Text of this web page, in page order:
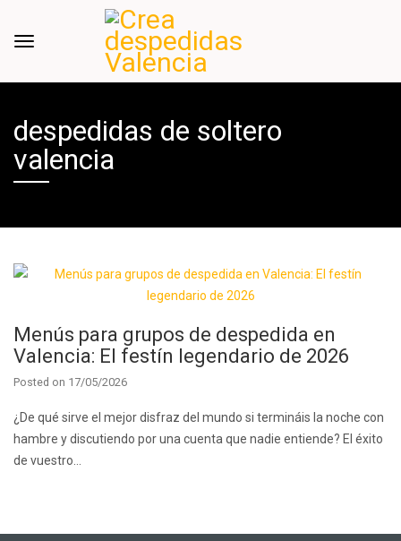
despedidas de soltero
valencia
Menús para grupos de despedida en
Valencia: El festín legendario de 2026
Posted on 17/05/2026
¿De qué sirve el mejor disfraz del mundo si termináis la noche con
hambre y discutiendo por una cuenta que nadie entiende? El éxito
de vuestro…